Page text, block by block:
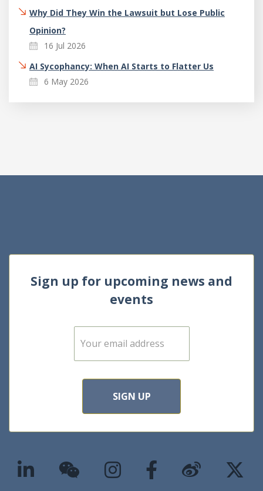
Why Did They Win the Lawsuit but Lose Public
Opinion?
16 Jul 2026
AI Sycophancy: When AI Starts to Flatter Us
6 May 2026
Sign up for upcoming news and
events
E
m
SIGN UP